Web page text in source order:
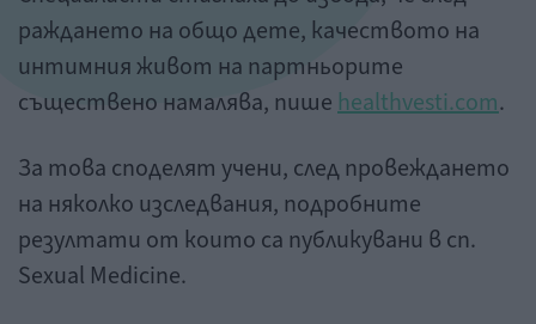
раждането на общо дете, качеството на
интимния живот на партньорите
съществено намалява, пишеhealthvesti.com.
За това споделят учени, след провеждането
на няколко изследвания, подробните
резултати от които са публикувани в сп.
Sexual Medicine.